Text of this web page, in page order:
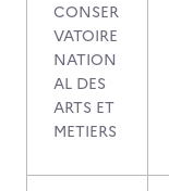
CONSER
VATOIRE
NATION
AL DES
ARTS ET
METIERS